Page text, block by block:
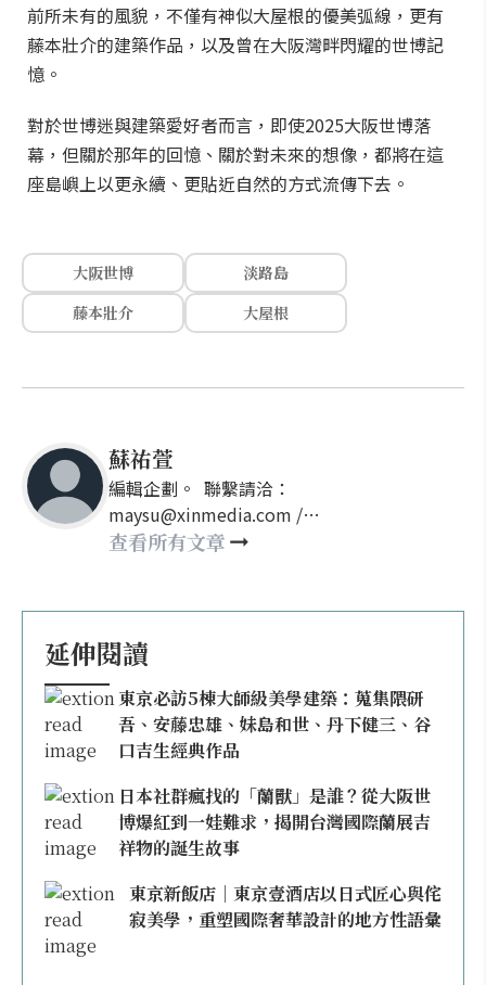
前所未有的風貌，不僅有神似大屋根的優美弧線，更有
藤本壯介的建築作品，以及曾在大阪灣畔閃耀的世博記
憶。
對於世博迷與建築愛好者而言，即使2025大阪世博落
幕，但關於那年的回憶、關於對未來的想像，都將在這
座島嶼上以更永續、更貼近自然的方式流傳下去。
大阪世博
淡路島
藤本壯介
大屋根
蘇祐萱
編輯企劃。 聯繫請洽：
maysu@xinmedia.com /
may860527@gmail.com
查看所有文章
延伸閱讀
東京必訪5棟大師級美學建築：蒐集隈研
吾、安藤忠雄、妹島和世、丹下健三、谷
口吉生經典作品
日本社群瘋找的「蘭獸」是誰？從大阪世
博爆紅到一娃難求，揭開台灣國際蘭展吉
祥物的誕生故事
東京新飯店｜東京壹酒店以日式匠心與侘
寂美學，重塑國際奢華設計的地方性語彙